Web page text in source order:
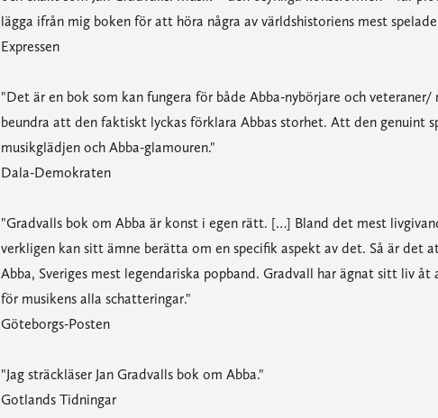
lägga ifrån mig boken för att höra några av världshistoriens mest
Expressen
"Det är en bok som kan fungera för både Abba-nybörjare och
beundra att den faktiskt lyckas förklara Abbas storhet. Att den genuint
musikglädjen och Abba-glamouren."
Dala-Demokraten
"Gradvalls bok om Abba är konst i egen rätt. […] Bland det mest
verkligen kan sitt ämne berätta om en specifik aspekt av det. Så är det
Abba, Sveriges mest legendariska popband. Gradvall har ägnat sitt liv
för musikens alla schatteringar."
Göteborgs-Posten
"Jag sträckläser Jan Gradvalls bok om Abba."
Gotlands Tidningar